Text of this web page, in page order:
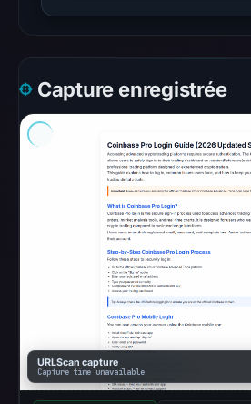
timestamp
was
recorded.
These
additional
observations
do
not
the
positive
guarantee
Capture enregistrée
URLScan capture
Capture time unavailable